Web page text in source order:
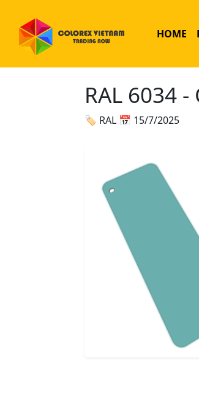
HOME
RAL 6034 -
🏷 RAL 📅 15/7/2025